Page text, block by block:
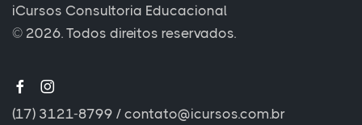
iCursos Consultoria Educacional
© 2026. Todos direitos reservados.
(17) 3121-8799 / contato@icursos.com.br